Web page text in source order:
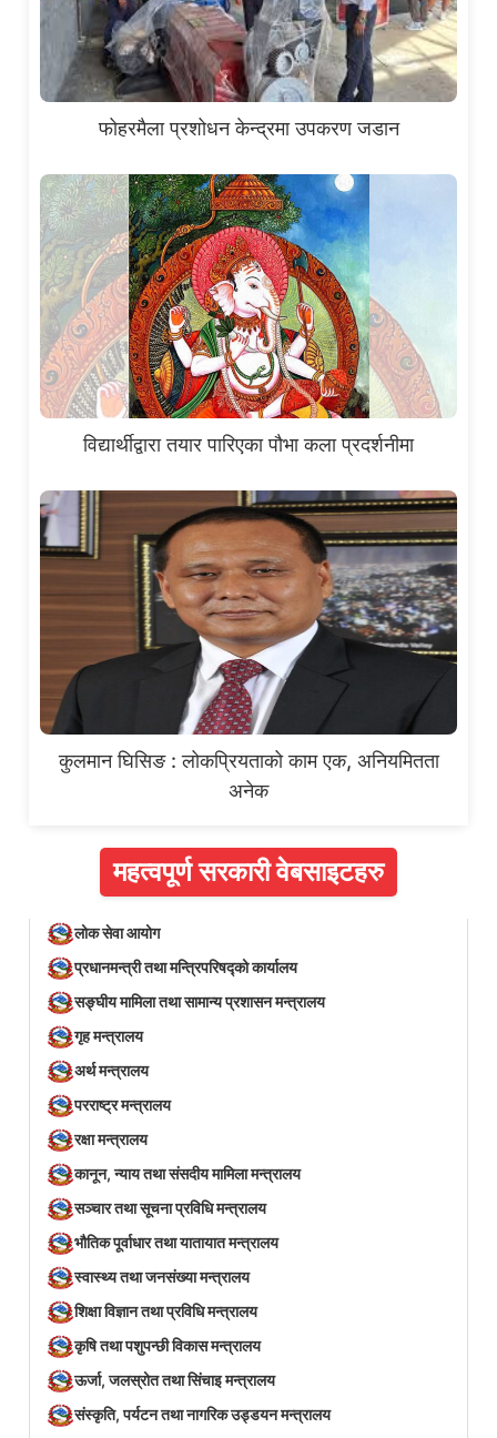
फोहरमैला प्रशोधन केन्द्रमा उपकरण जडान
विद्यार्थीद्वारा तयार पारिएका पौभा कला प्रदर्शनीमा
कुलमान घिसिङ : लोकप्रियताको काम एक, अनियमितता
अनेक
महत्वपूर्ण सरकारी वेबसाइटहरु
लोक सेवा आयोग
प्रधानमन्त्री तथा मन्त्रिपरिषद्को कार्यालय
सङ्घीय मामिला तथा सामान्य प्रशासन मन्त्रालय
गृह मन्त्रालय
अर्थ मन्त्रालय
परराष्ट्र मन्त्रालय
रक्षा मन्त्रालय
कानून, न्याय तथा संसदीय मामिला मन्त्रालय
सञ्‍चार तथा सूचना प्रविधि मन्त्रालय
भौतिक पूर्वाधार तथा यातायात मन्त्रालय
स्वास्थ्य तथा जनसंख्या मन्त्रालय
शिक्षा विज्ञान तथा प्रविधि मन्त्रालय
कृषि तथा पशुपन्छी विकास मन्त्रालय
ऊर्जा, जलस्रोत तथा सिंचाइ मन्त्रालय
संस्कृति, पर्यटन तथा नागरिक उड्डयन मन्त्रालय